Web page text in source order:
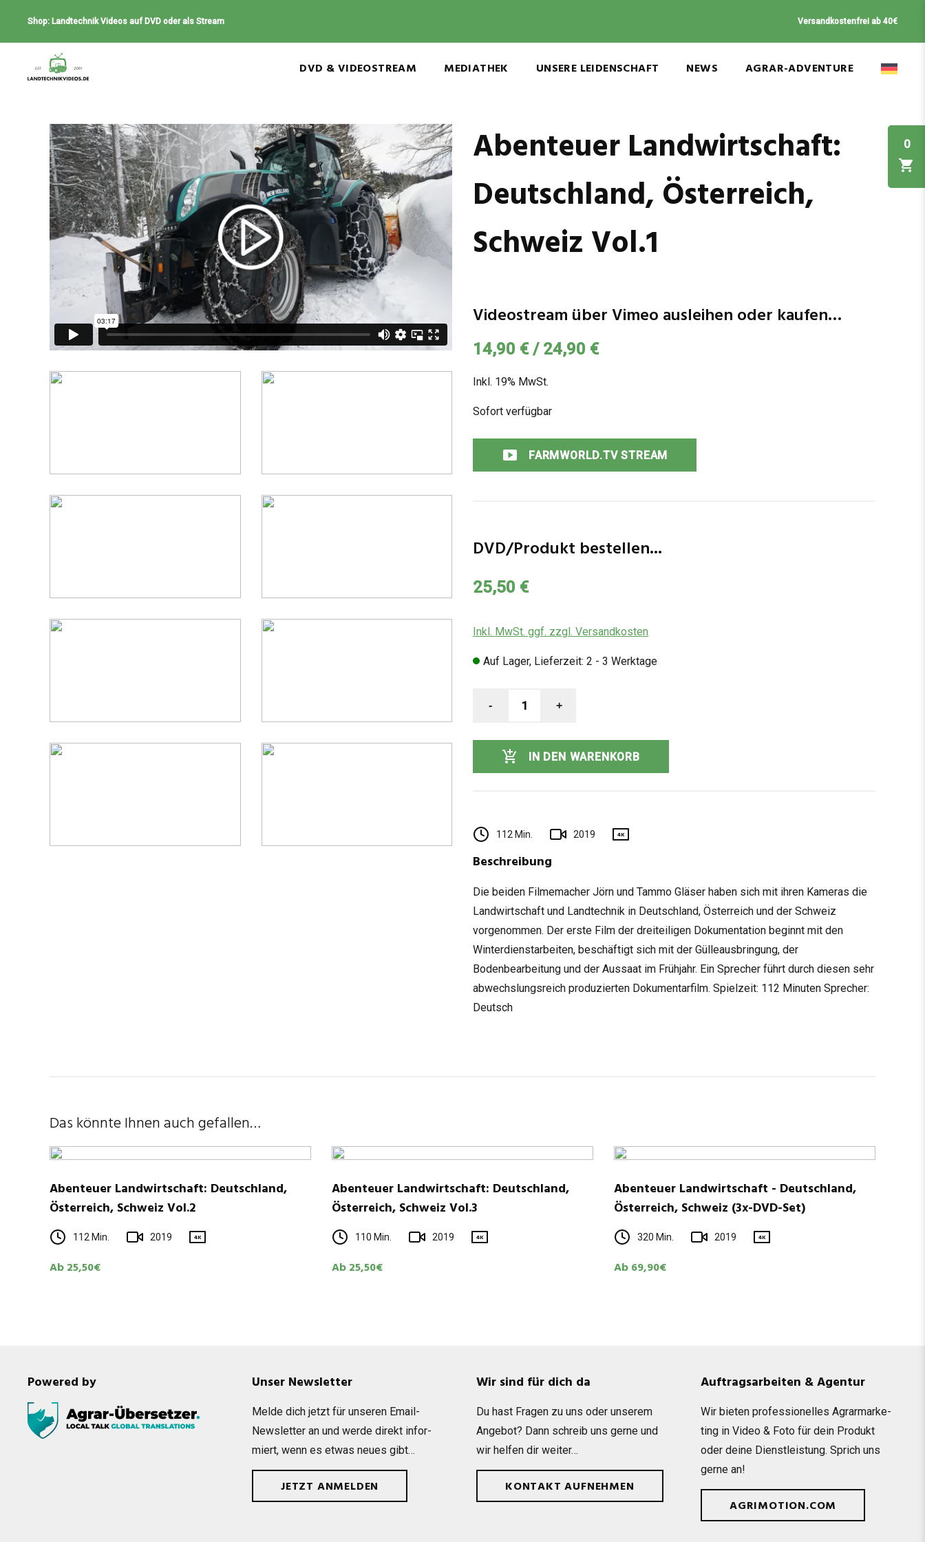
Shop: Landtechnik Videos auf DVD oder als Stream Versandkostenfrei ab 40€
0
DVD & VIDEOSTREAM MEDIATHEK UNSERE LEIDENSCHAFT NEWS AGRAR-ADVENTURE
Abenteuer Landwirtschaft:
Deutschland, Österreich,
Schweiz Vol.1
Videostream über Vimeo ausleihen oder kaufen…
14,90 € / 24,90 €
Inkl. 19% MwSt.
Sofort verfügbar
FARMWORLD.TV STREAM
DVD/Produkt bestellen...
25,50 €
Inkl. MwSt. ggf. zzgl. Versandkosten
Auf Lager, Lieferzeit: 2 - 3 Werktage
- 1 +
IN DEN WARENKORB
112 Min. 2019 4K
Beschreibung
Die beiden Filmemacher Jörn und Tammo Gläser haben sich mit ihren Kameras die
Landwirtschaft und Landtechnik in Deutschland, Österreich und der Schweiz
vorgenommen. Der erste Film der dreiteiligen Dokumentation beginnt mit den
Winterdienstarbeiten, beschäftigt sich mit der Gülleausbringung, der
Bodenbearbeitung und der Aussaat im Frühjahr. Ein Sprecher führt durch diesen sehr
abwechslungsreich produzierten Dokumentarfilm. Spielzeit: 112 Minuten Sprecher:
Deutsch
Das könnte Ihnen auch gefallen…
Abenteuer Landwirtschaft: Deutschland,
Österreich, Schweiz Vol.2
112 Min. 2019 4K
Ab 25,50€
Abenteuer Landwirtschaft: Deutschland,
Österreich, Schweiz Vol.3
110 Min. 2019 4K
Ab 25,50€
Abenteuer Landwirtschaft - Deutschland,
Österreich, Schweiz (3x-DVD-Set)
320 Min. 2019 4K
Ab 69,90€
Powered by Unser Newsletter
Melde dich jetzt für unse­ren Email-
News­let­ter an und werde direkt infor­
miert, wenn es etwas neues gibt…
JETZT ANMELDEN
Wir sind für dich da
Du hast Fra­gen zu uns oder unse­rem
Ange­bot? Dann schreib uns gerne und
wir hel­fen dir weiter…
KONTAKT AUFNEHMEN
Auftragsarbeiten & Agentur
Wir bie­ten pro­fes­sio­nel­les Agrar­mar­ke­
ting in Video & Foto für dein Pro­dukt
oder deine Dienst­leis­tung. Sprich uns
gerne an!
AGRIMOTION.COM